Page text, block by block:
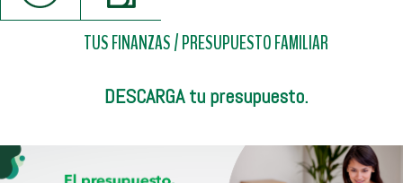
TUS FINANZAS/PRESUPUESTO FAMILIAR
DESCARGA tu presupuesto.